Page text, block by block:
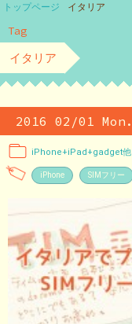
トップページ イタリア
Tag
イタリア
2016 02/01 Mon.
iPhone+iPad+gadget他
iPhone SIMフリー